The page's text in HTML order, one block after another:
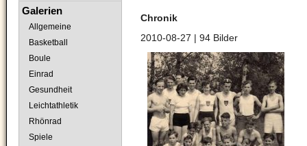
Chronik
2010-08-27 | 94 Bilder
Navigation
Galerien
Allgemeine
Basketball
Boule
Einrad
Gesundheit
Leichtathletik
Rhönrad
Spiele